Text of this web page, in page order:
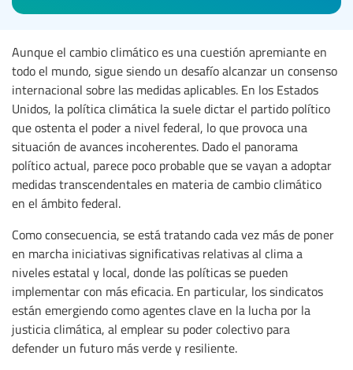
Aunque el cambio climático es una cuestión apremiante en
todo el mundo, sigue siendo un desafío alcanzar un consenso
internacional sobre las medidas aplicables. En los Estados
Unidos, la política climática la suele dictar el partido político
que ostenta el poder a nivel federal, lo que provoca una
situación de avances incoherentes. Dado el panorama
político actual, parece poco probable que se vayan a adoptar
medidas transcendentales en materia de cambio climático
en el ámbito federal.
Como consecuencia, se está tratando cada vez más de poner
en marcha iniciativas significativas relativas al clima a
niveles estatal y local, donde las políticas se pueden
implementar con más eficacia. En particular, los sindicatos
están emergiendo como agentes clave en la lucha por la
justicia climática, al emplear su poder colectivo para
defender un futuro más verde y resiliente.